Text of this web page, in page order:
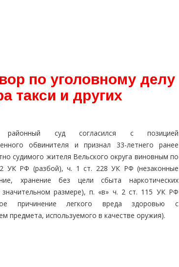
по уголовному делу
такси и других
районный суд согласился с позицией
обвинителя и признал 33-летнего ранее
судимого жителя Вельского округа виновным по
УК РФ (разбой), ч. 1 ст. 228 УК РФ (незаконные
хранение без цели сбыта наркотических
значительном размере), п. «в» ч. 2 ст. 115 УК РФ
причинение легкого вреда здоровью с
предмета, используемого в качестве оружия).